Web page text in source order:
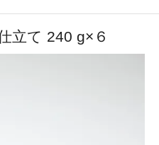
立て 240 g×６